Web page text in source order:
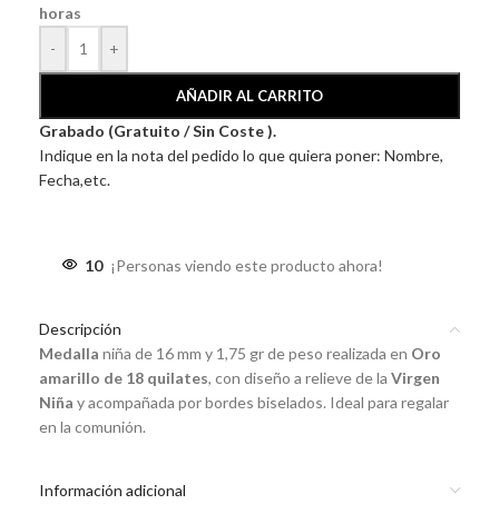
horas
-
+
AÑADIR AL CARRITO
Grabado (Gratuito / Sin Coste ).
Indique en la nota del pedido lo que quiera poner: Nombre,
Fecha,etc.
10 ¡Personas viendo este producto ahora!
Descripción
Medalla niña de 16 mm y 1,75 gr de peso realizada en Oro
amarillo de 18 quilates, con diseño a relieve de la Virgen
Niña y acompañada por bordes biselados. Ideal para regalar
en la comunión.
Información adicional